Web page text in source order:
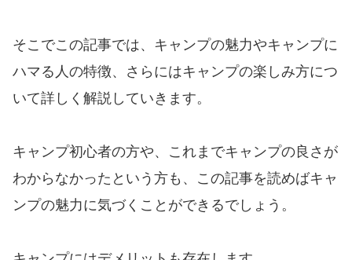
そこでこの記事では、キャンプの魅力やキャンプに
ハマる人の特徴、さらにはキャンプの楽しみ方につ
いて詳しく解説していきます。
キャンプ初心者の方や、これまでキャンプの良さが
わからなかったという方も、この記事を読めばキャ
ンプの魅力に気づくことができるでしょう。